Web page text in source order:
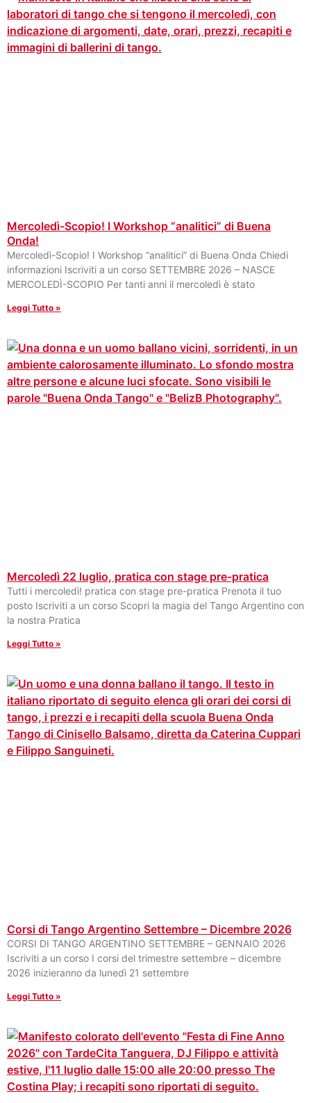
Mercoledì-Scopio! I Workshop “analitici” di Buena
Onda!
Mercoledì-Scopio! I Workshop “analitici” di Buena Onda Chiedi
informazioni Iscriviti a un corso SETTEMBRE 2026 – NASCE
MERCOLEDÌ-SCOPIO Per tanti anni il mercoledì è stato
Leggi Tutto »
Mercoledì 22 luglio, pratica con stage pre-pratica
Tutti i mercoledì! pratica con stage pre-pratica Prenota il tuo
posto Iscriviti a un corso Scopri la magia del Tango Argentino con
la nostra Pratica
Leggi Tutto »
Corsi di Tango Argentino Settembre – Dicembre 2026
CORSI DI TANGO ARGENTINO SETTEMBRE – GENNAIO 2026
Iscriviti a un corso I corsi del trimestre settembre – dicembre
2026 inizieranno da lunedì 21 settembre
Leggi Tutto »